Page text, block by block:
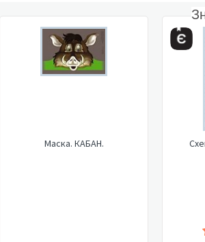
Маска. КАБАН.